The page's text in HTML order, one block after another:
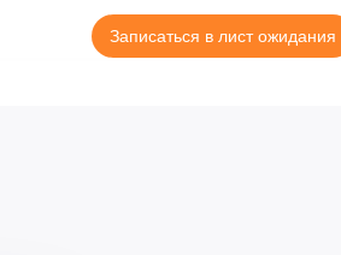
Клиника Check-up
Центр профессиональной
Записаться в лист ожидания